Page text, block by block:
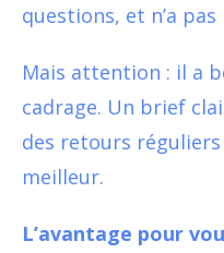
questions, et n’a
Mais attention : il a
cadrage. Un brief
des retours réguliers
meilleur.
L’avantage pour